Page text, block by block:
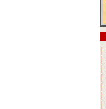
├
├
├
├
├
├
├